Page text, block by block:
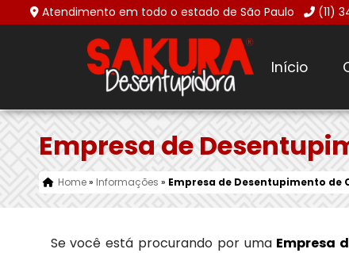
Atendimento em todo o estado de São Paulo (11)
Início
Empresa de
Home» Informações » Empresa de Desentupimento de
Se você está procurando por uma Empresa